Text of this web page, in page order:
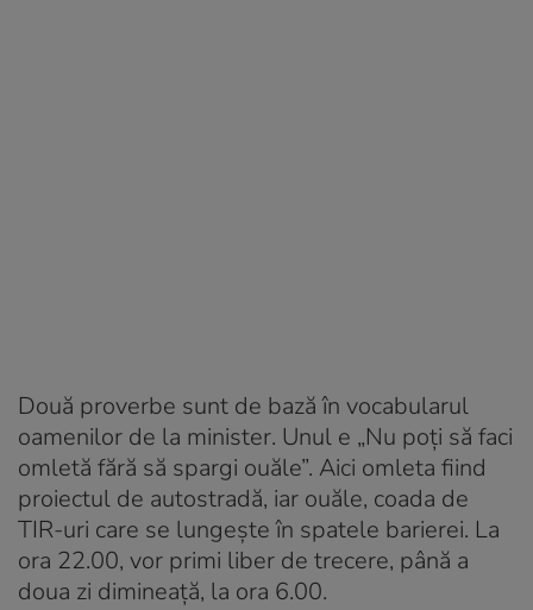
Două proverbe sunt de bază în vocabularul
oamenilor de la minister. Unul e „Nu poți să faci
omletă fără să spargi ouăle”. Aici omleta fiind
proiectul de autostradă, iar ouăle, coada de
TIR-uri care se lungește în spatele barierei. La
ora 22.00, vor primi liber de trecere, până a
doua zi dimineață, la ora 6.00.